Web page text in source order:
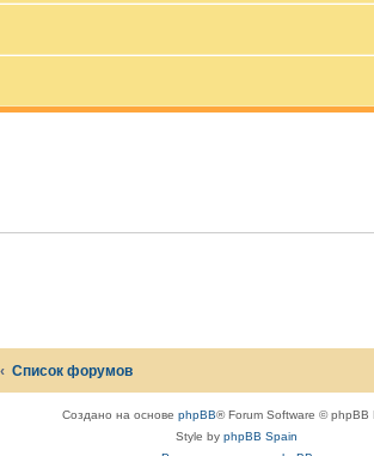
Список форумов
Создано на основе phpBB® Forum Software © phpBB
Style by phpBB Spain